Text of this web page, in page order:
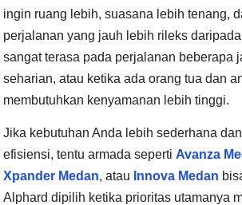
ingin ruang lebih, suasana lebih tenang,
perjalanan yang jauh lebih rileks
sangat terasa pada perjalanan beberapa
seharian, atau ketika ada orang tua dan
membutuhkan kenyamanan lebih tinggi.
Jika kebutuhan Anda lebih sederhana
efisiensi, tentu armada seperti Avanza
Xpander Medan, atau Innova Medan
Alphard dipilih ketika prioritas utamanya